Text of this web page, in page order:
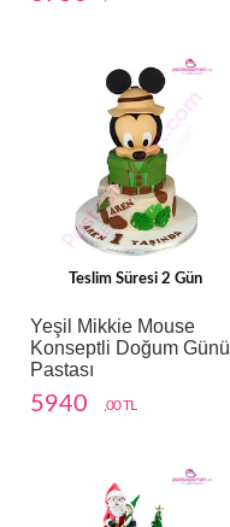
Teslim Süresi 2 Gün
Yeşil Mikkie Mouse
Konseptli Doğum Günü
Pastası
5940 ,00 TL